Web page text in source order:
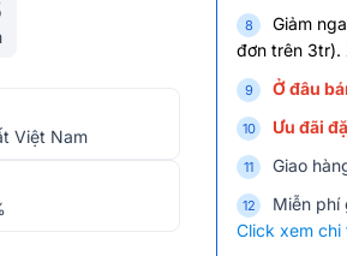
Việt Nam
Giảm
đơn trên 3tr).
Ở đâu
Ưu đãi
Giao
Miễn phí
Click xem chi